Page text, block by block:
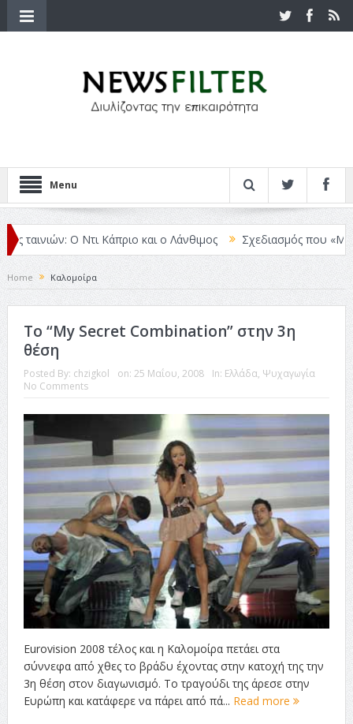
Menu
Ο Ντι Κάπριο και ο Λάνθιμος Σχεδιασμός που «Μιλάει»
Home Καλομοίρα
Το “My Secret Combination” στην 3η
θέση
Posted By: chzigkol on: 25 Μαΐου, 2008 In: Ελλάδα, Ψυχαγωγία
No Comments
Eurovision 2008 τέλος και η Καλομοίρα πετάει στα
σύννεφα από χθες το βράδυ έχοντας στην κατοχή της την
3η θέση στον διαγωνισμό. Το τραγούδι της άρεσε στην
Ευρώπη και κατάφερε να πάρει από πά... Read more